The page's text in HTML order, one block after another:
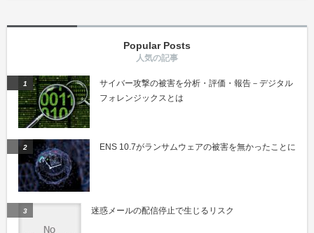
Popular Posts
サイバー攻撃の被害を分析・評価・報告－デジタル
フォレンジックスとは
ENS 10.7がランサムウェアの被害を無かったことに
迷惑メールの配信停止で生じるリスク